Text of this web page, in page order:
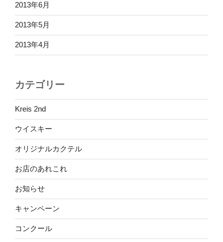
2013年6月
2013年5月
2013年4月
カテゴリー
Kreis 2nd
ウイスキー
オリジナルカクテル
お店のあれこれ
お知らせ
キャンペーン
コンクール